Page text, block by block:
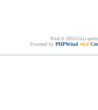
Total 0.285515(s)
Powered by PHPWind v6.0